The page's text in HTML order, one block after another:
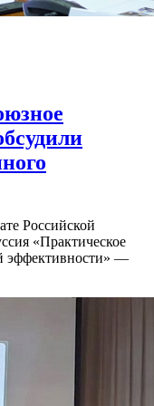
Российской
«Практическое
эффективности» —